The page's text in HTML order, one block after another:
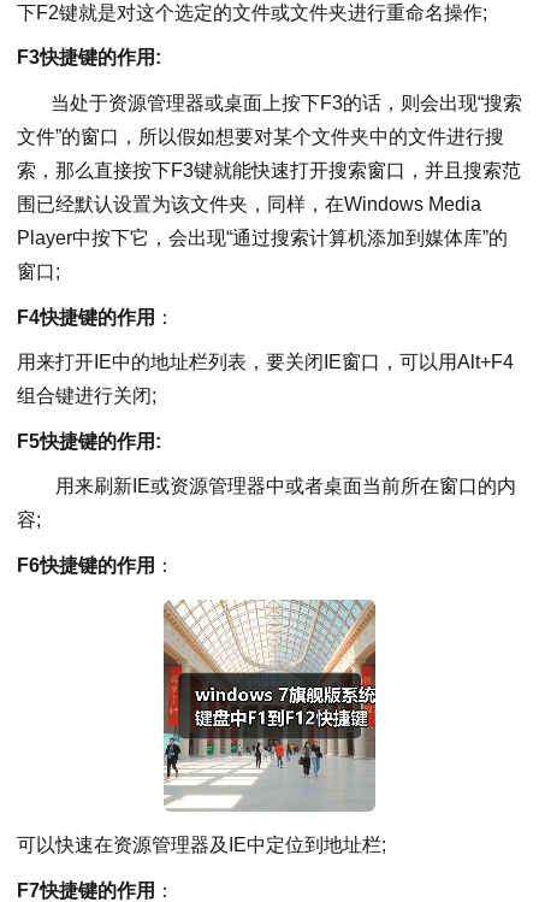
下F2键就是对这个选定的文件或文件夹进行重命名操作;
F3快捷键的作用:
当处于资源管理器或桌面上按下F3的话，则会出现“搜索
文件”的窗口，所以假如想要对某个文件夹中的文件进行搜
索，那么直接按下F3键就能快速打开搜索窗口，并且搜索范
围已经默认设置为该文件夹，同样，在Windows Media
Player中按下它，会出现“通过搜索计算机添加到媒体库”的
窗口;
F4快捷键的作用 ：
用来打开IE中的地址栏列表，要关闭IE窗口，可以用Alt+F4
组合键进行关闭;
F5快捷键的作用:
用来刷新IE或资源管理器中或者桌面当前所在窗口的内
容;
F6快捷键的作用 ：
可以快速在资源管理器及IE中定位到地址栏;
F7快捷键的作用 ：